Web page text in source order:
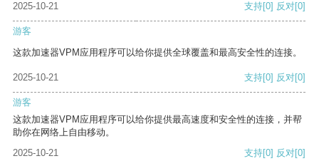
2025-10-21
支持[0] 反对[0]
游客
这款加速器VPM应用程序可以给你提供全球覆盖和最高安全性的连接。
2025-10-21 支持[0] 反对[0]
游客
这款加速器VPM应用程序可以给你提供最高速度和安全性的连接，并帮
助你在网络上自由移动。
2025-10-21
支持[0] 反对[0]